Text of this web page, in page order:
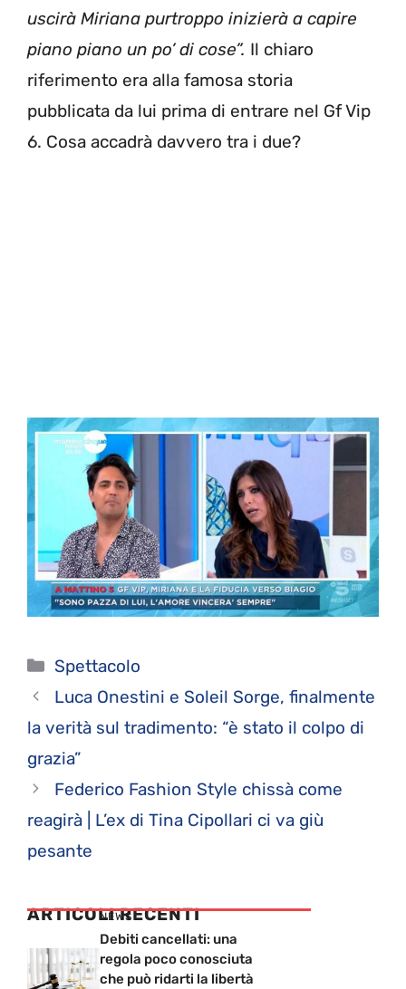
uscirà Miriana purtroppo inizierà a capire
piano piano un po’ di cose”. Il chiaro
riferimento era alla famosa storia
pubblicata da lui prima di entrare nel Gf Vip
6. Cosa accadrà davvero tra i due?
Categorie
Spettacolo
Luca Onestini e Soleil Sorge, finalmente
la verità sul tradimento: “è stato il colpo di
grazia”
Federico Fashion Style chissà come
reagirà | L’ex di Tina Cipollari ci va giù
pesante
ARTICOLI RECENTI
NEWS
Debiti cancellati: una
regola poco conosciuta
che può ridarti la libertà